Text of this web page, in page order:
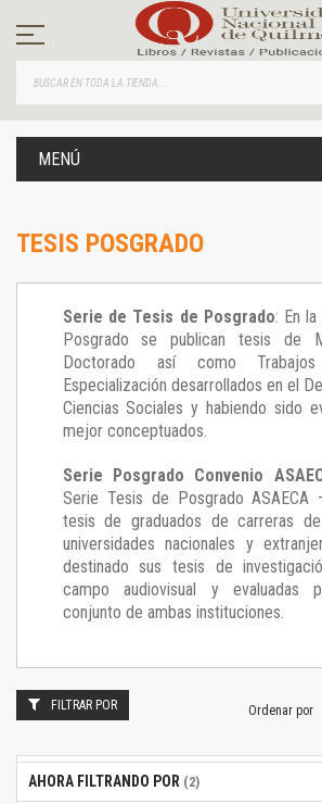
contenido
MENÚ
TESIS POSGRADO
Serie de Tesis de Posgrado: En
Posgrado se publican tesis de
Doctorado así como
Especialización desarrollados en el
Ciencias Sociales y habiendo sido
mejor conceptuados.
Serie Posgrado Convenio
Serie Tesis de Posgrado ASAECA
tesis de graduados de carreras
universidades nacionales y
destinado sus tesis de
campo audiovisual y evaluadas
conjunto de ambas instituciones.
Ordenar por
FILTRAR POR
AHORA FILTRANDO POR